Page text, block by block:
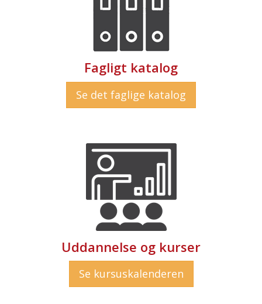
Fagligt katalog
Se det faglige katalog
Uddannelse og kurser
Se kursuskalenderen